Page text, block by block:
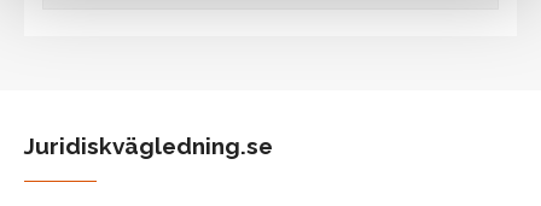
Juridiskvägledning.se